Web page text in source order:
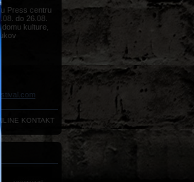
u Press centru
do 26.08.
kulture,
KONTAKT